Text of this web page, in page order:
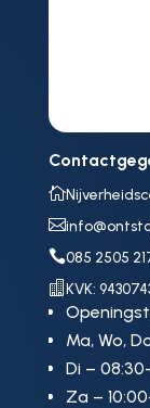


085 2505
 KVK:
Ma, Wo,
Di –
Za –